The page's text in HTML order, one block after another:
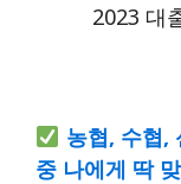
2023 대
농협, 수협,
중 나에게 딱